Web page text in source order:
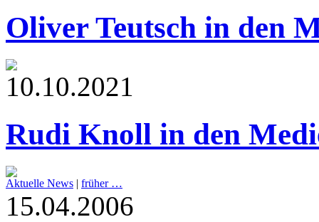
Oliver Teutsch in den
10.10.2021
Rudi Knoll in den
Aktuelle News | früher …
15.04.2006